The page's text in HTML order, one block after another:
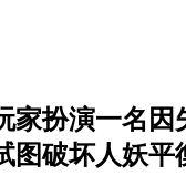
家扮演一名
图破坏人妖